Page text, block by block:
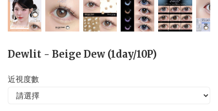
Dewlit - Beige Dew (1day/10P)
近視度數